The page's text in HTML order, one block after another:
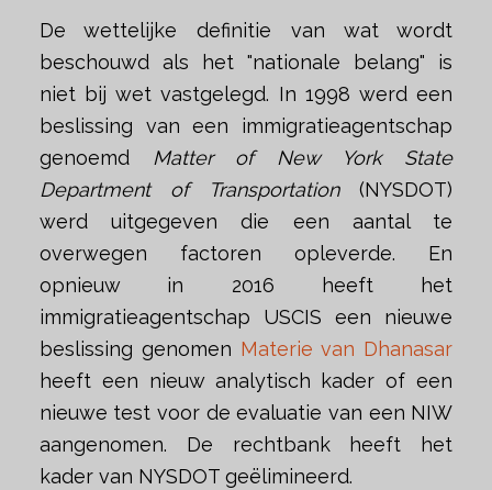
De wettelijke definitie van wat wordt
beschouwd als het "nationale belang" is
niet bij wet vastgelegd. In 1998 werd een
beslissing van een immigratieagentschap
genoemd
Matter of New York State
Department of Transportation(NYSDOT)
werd uitgegeven die een aantal te
overwegen factoren opleverde. En
opnieuw in 2016 heeft het
immigratieagentschap USCIS een nieuwe
beslissing genomen Materie van Dhanasar
heeft een nieuw analytisch kader of een
nieuwe test voor de evaluatie van een NIW
aangenomen. De rechtbank heeft het
kader van NYSDOT geëlimineerd.